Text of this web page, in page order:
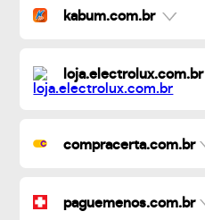
kabum.com.br
loja.electrolux.com.br
compracerta.com.br
paguemenos.com.br